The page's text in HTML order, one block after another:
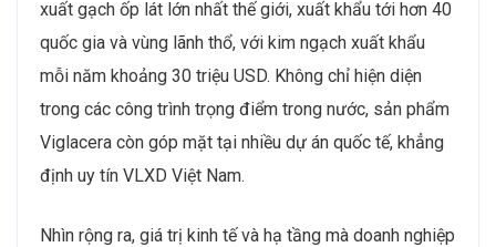
xuất gạch ốp lát lớn nhất thế giới, xuất khẩu tới hơn 40
quốc gia và vùng lãnh thổ, với kim ngạch xuất khẩu
mỗi năm khoảng 30 triệu USD. Không chỉ hiện diện
trong các công trình trọng điểm trong nước, sản phẩm
Viglacera còn góp mặt tại nhiều dự án quốc tế, khẳng
định uy tín VLXD Việt Nam.
Nhìn rộng ra, giá trị kinh tế và hạ tầng mà doanh nghiệp